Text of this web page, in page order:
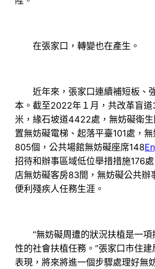
在張家口，轉變也在產生。
近年來，張家口連續補短板、
本。截至2022年１月，共改革盲
米，緣石坡道4422處，無妨礙衛
置無妨礙電梯、起落平臺101處，
805個，公共場館無妨礙座席148
招待和辦事區域低位舉措措施176
店無妨礙客房83間，無妨礙公共辦
便利殘疾人任務生涯。
“無妨礙周遭的狀況扶植是一項
性的社會扶植任務。”張家口市住建
表現，將來將進一個步驟處理好無